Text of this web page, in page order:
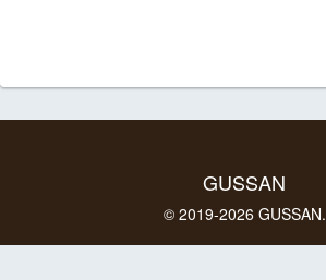
GUSSAN
© 2019-2026 GUSSAN.